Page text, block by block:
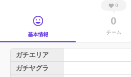
基本情報
0
0
チーム
ガチエリア
ガチヤグラ